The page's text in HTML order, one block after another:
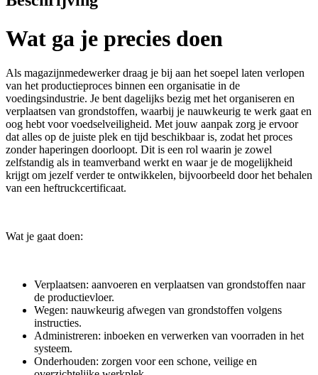
Wat ga je precies doen
Als magazijnmedewerker draag je bij aan het soepel laten verlopen
van het productieproces binnen een organisatie in de
voedingsindustrie. Je bent dagelijks bezig met het organiseren en
verplaatsen van grondstoffen, waarbij je nauwkeurig te werk gaat en
oog hebt voor voedselveiligheid. Met jouw aanpak zorg je ervoor
dat alles op de juiste plek en tijd beschikbaar is, zodat het proces
zonder haperingen doorloopt. Dit is een rol waarin je zowel
zelfstandig als in teamverband werkt en waar je de mogelijkheid
krijgt om jezelf verder te ontwikkelen, bijvoorbeeld door het behalen
van een heftruckcertificaat.
Wat je gaat doen:
Verplaatsen: aanvoeren en verplaatsen van grondstoffen naar
de productievloer.
Wegen: nauwkeurig afwegen van grondstoffen volgens
instructies.
Administreren: inboeken en verwerken van voorraden in het
systeem.
Onderhouden: zorgen voor een schone, veilige en